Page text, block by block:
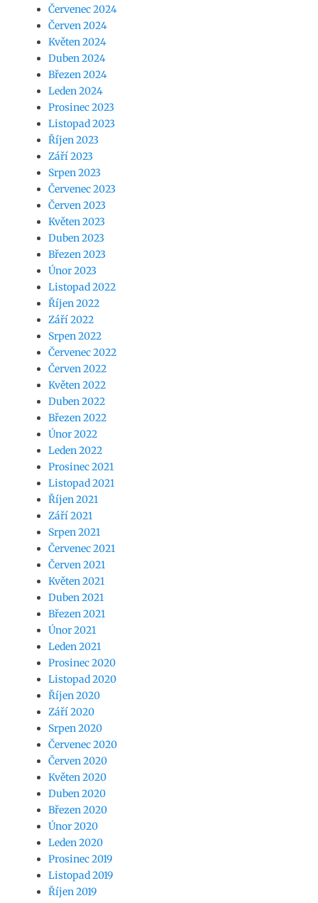
Červenec 2024
Červen 2024
Květen 2024
Duben 2024
Březen 2024
Leden 2024
Prosinec 2023
Listopad 2023
Říjen 2023
Září 2023
Srpen 2023
Červenec 2023
Červen 2023
Květen 2023
Duben 2023
Březen 2023
Únor 2023
Listopad 2022
Říjen 2022
Září 2022
Srpen 2022
Červenec 2022
Červen 2022
Květen 2022
Duben 2022
Březen 2022
Únor 2022
Leden 2022
Prosinec 2021
Listopad 2021
Říjen 2021
Září 2021
Srpen 2021
Červenec 2021
Červen 2021
Květen 2021
Duben 2021
Březen 2021
Únor 2021
Leden 2021
Prosinec 2020
Listopad 2020
Říjen 2020
Září 2020
Srpen 2020
Červenec 2020
Červen 2020
Květen 2020
Duben 2020
Březen 2020
Únor 2020
Leden 2020
Prosinec 2019
Listopad 2019
Říjen 2019